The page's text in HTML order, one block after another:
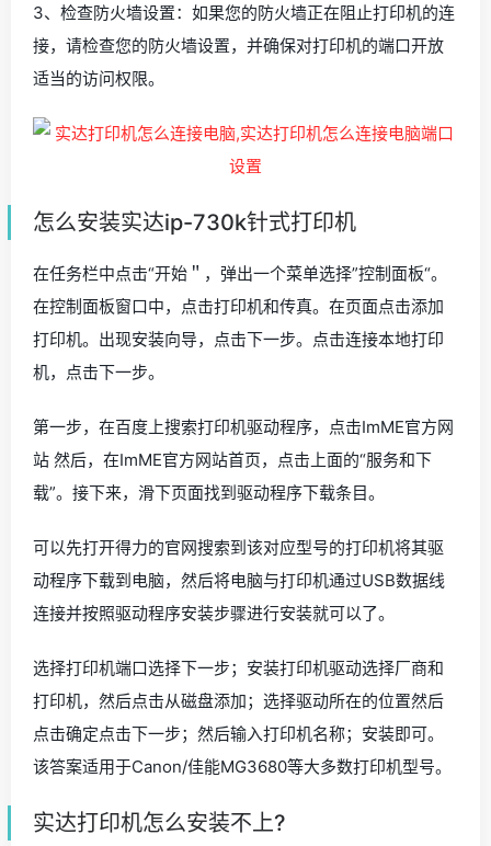
3、检查防火墙设置：如果您的防火墙正在阻止打印机的连
接，请检查您的防火墙设置，并确保对打印机的端口开放
适当的访问权限。
怎么安装实达ip-730k针式打印机
在任务栏中点击“开始＂，弹出一个菜单选择”控制面板“。
在控制面板窗口中，点击打印机和传真。在页面点击添加
打印机。出现安装向导，点击下一步。点击连接本地打印
机，点击下一步。
第一步，在百度上搜索打印机驱动程序，点击ImME官方网
站 然后，在ImME官方网站首页，点击上面的“服务和下
载”。接下来，滑下页面找到驱动程序下载条目。
可以先打开得力的官网搜索到该对应型号的打印机将其驱
动程序下载到电脑，然后将电脑与打印机通过USB数据线
连接并按照驱动程序安装步骤进行安装就可以了。
选择打印机端口选择下一步；安装打印机驱动选择厂商和
打印机，然后点击从磁盘添加；选择驱动所在的位置然后
点击确定点击下一步；然后输入打印机名称；安装即可。
该答案适用于Canon/佳能MG3680等大多数打印机型号。
实达打印机怎么安装不上?